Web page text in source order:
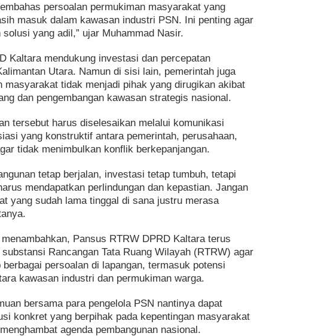
persoalan permukiman masyarakat yang
masuk dalam kawasan industri PSN. Ini penting agar
yang adil,” ujar Muhammad Nasir.
Kaltara mendukung investasi dan percepatan
Utara. Namun di sisi lain, pemerintah juga
masyarakat tidak menjadi pihak yang dirugikan akibat
dan pengembangan kawasan strategis nasional.
tersebut harus diselesaikan melalui komunikasi
yang konstruktif antara pemerintah, perusahaan,
tidak menimbulkan konflik berkepanjangan.
tetap berjalan, investasi tetap tumbuh, tetapi
mendapatkan perlindungan dan kepastian. Jangan
yang sudah lama tinggal di sana justru merasa
Pansus RTRW DPRD Kaltara terus
Rancangan Tata Ruang Wilayah (RTRW) agar
berbagai persoalan di lapangan, termasuk potensi
kawasan industri dan permukiman warga.
bersama para pengelola PSN nantinya dapat
konkret yang berpihak pada kepentingan masyarakat
agenda pembangunan nasional.